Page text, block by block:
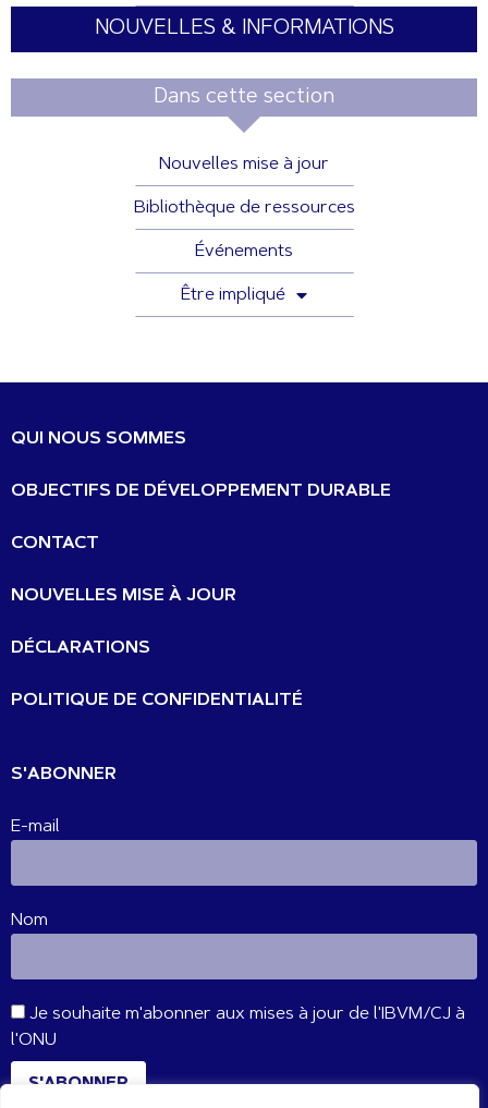
NOUVELLES & INFORMATIONS
Dans cette section
Nouvelles mise à jour
Bibliothèque de ressources
Événements
Être impliqué
QUI NOUS SOMMES
OBJECTIFS DE DÉVELOPPEMENT DURABLE
CONTACT
NOUVELLES MISE À JOUR
DÉCLARATIONS
POLITIQUE DE CONFIDENTIALITÉ
S'ABONNER
E-mail
Nom
Je souhaite m'abonner aux mises à jour de l'IBVM/CJ à
l'ONU
S'ABONNER